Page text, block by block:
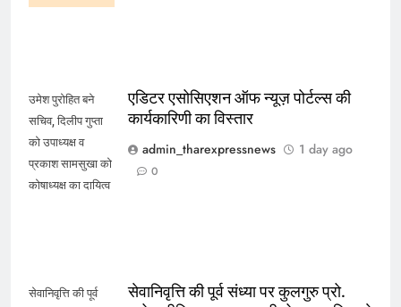
उमेश पुरोहित बने
सचिव, दिलीप गुप्ता
को उपाध्यक्ष व
प्रकाश सामसुखा को
कोषाध्यक्ष का दायित्व
एडिटर एसोसिएशन ऑफ न्यूज़ पोर्टल्स की
कार्यकारिणी का विस्तार
admin_tharexpressnews
1 day ago
0
सेवानिवृत्ति की पूर्व
सेवानिवृत्ति की पूर्व संध्या पर कुलगुरु प्रो.